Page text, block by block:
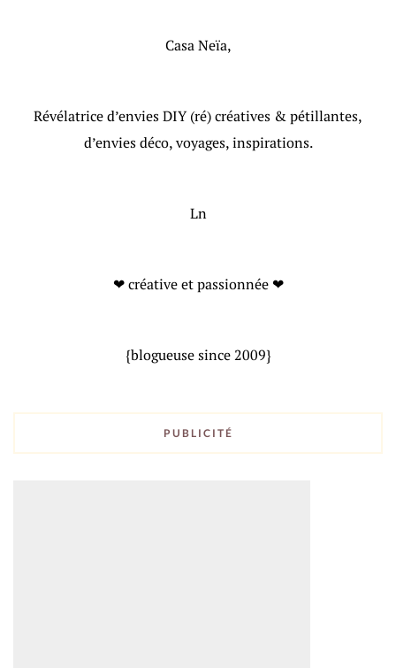
Casa Neïa,
Révélatrice d’envies DIY (ré) créatives & pétillantes,
d’envies déco, voyages, inspirations.
Ln
❤ créative et passionnée ❤
{blogueuse since 2009}
PUBLICITÉ